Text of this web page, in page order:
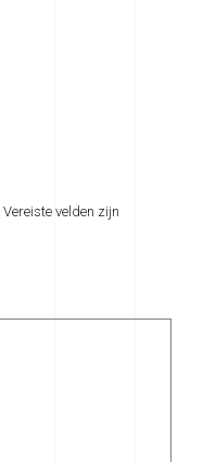
Vereiste velden zijn